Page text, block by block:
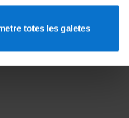
totes les galetes